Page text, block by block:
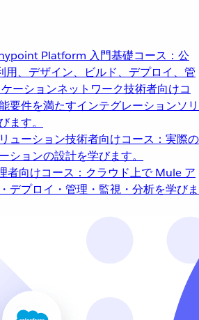
Platform 入門基礎コース：公
用、デザイン、ビルド、デプロイ、管
ーションネットワーク技術者向けコ
要件を満たすインテグレーションソリ
ます。
ューション技術者向けコース：実際の
ションの設計を学びます。
者向けコース：クラウド上で Mule ア
デプロイ・管理・監視・分析を学びま